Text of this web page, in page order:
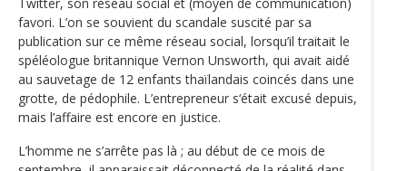
favori. L’on se souvient du scandale suscité par sa
publication sur ce même réseau social, lorsqu’il traitait le
spéléologue britannique Vernon Unsworth, qui avait aidé
au sauvetage de 12 enfants thaïlandais coincés dans une
grotte, de pédophile. L’entrepreneur s‘était excusé depuis,
mais l’affaire est encore en justice.
L’homme ne s’arrête pas là ; au début de ce mois de